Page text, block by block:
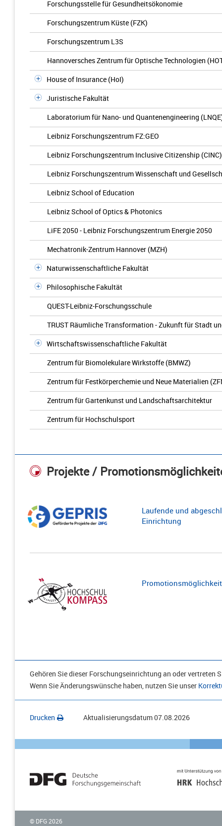
Forschungsstelle für Gesundheitsökonomie
Forschungszentrum Küste (FZK)
Forschungszentrum L3S
Hannoversches Zentrum für Optische Technologien
House of Insurance (HoI)
Juristische Fakultät
Laboratorium für Nano- und Quantenengineering
Leibniz Forschungszentrum FZ:GEO
Leibniz Forschungszentrum Inclusive Citizenship (CINC)
Leibniz Forschungszentrum Wissenschaft und
Leibniz School of Education
Leibniz School of Optics & Photonics
LiFE 2050 - Leibniz Forschungszentrum Energie 2050
Mechatronik-Zentrum Hannover (MZH)
Naturwissenschaftliche Fakultät
Philosophische Fakultät
QUEST-Leibniz-Forschungsschule
TRUST Räumliche Transformation - Zukunft für Stadt
Wirtschaftswissenschaftliche Fakultät
Zentrum für Biomolekulare Wirkstoffe (BMWZ)
Zentrum für Festkörperchemie und Neue Materialien
Zentrum für Gartenkunst und Landschaftsarchitektur
Zentrum für Hochschulsport
Projekte /
Laufende und
Einrichtung
Gehören Sie dieser Forschungseinrichtung an oder vertreten
Wenn Sie Änderungswünsche haben, nutzen Sie unser
Drucken Aktualisierungsdatum07.08.2026
© DFG 2026